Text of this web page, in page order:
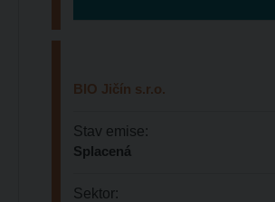
BIO Jičín s.r.o.
Stav emise:
Splacená
Sektor: